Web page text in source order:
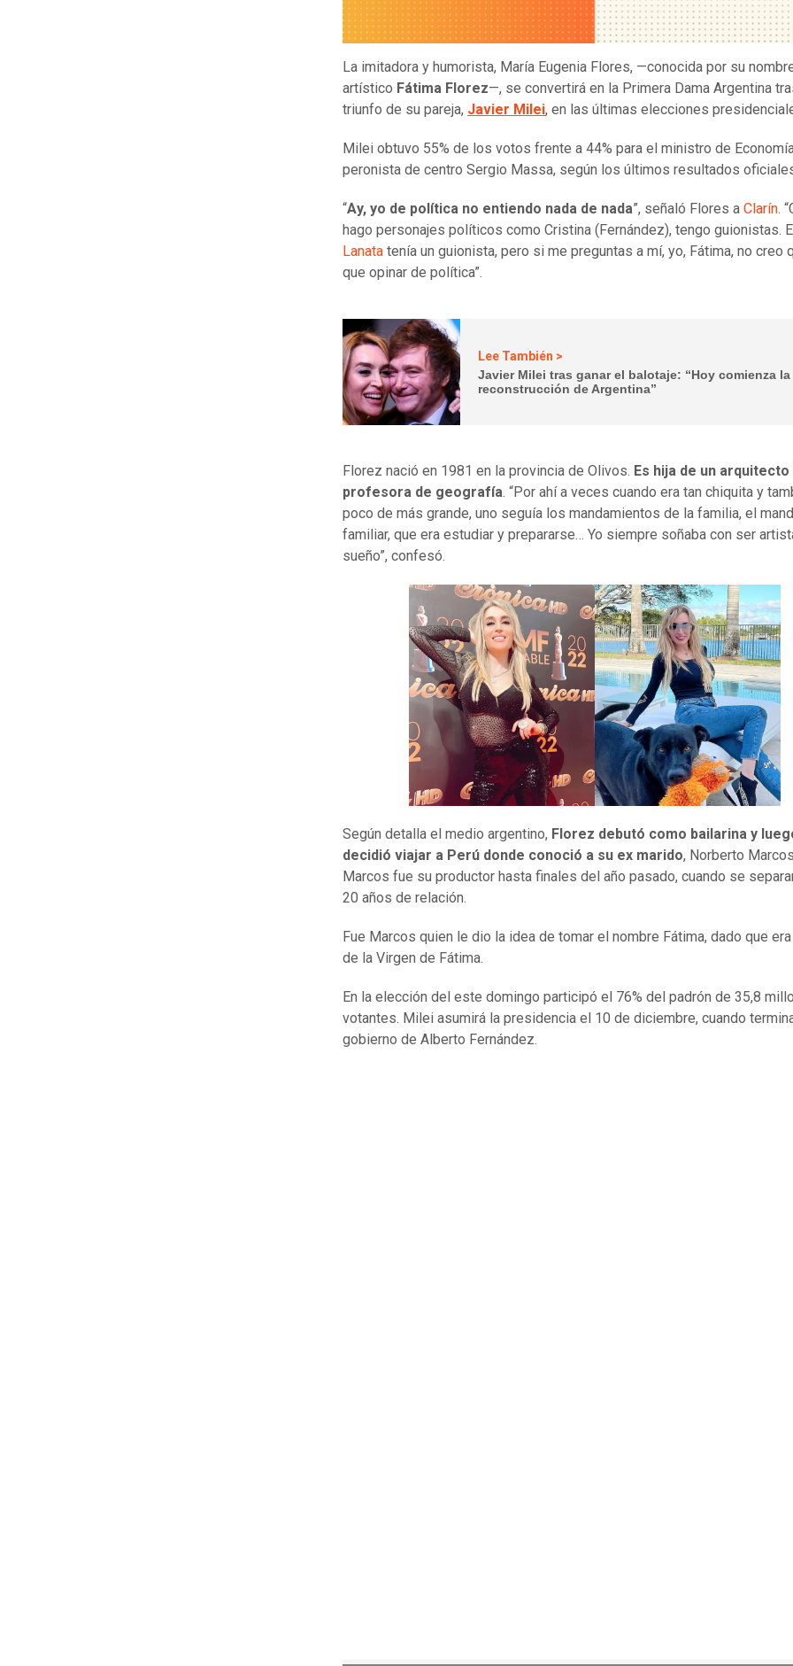
La imitadora y humorista, María Eugenia Flores, —conocida por su
artístico Fátima Florez—, se convertirá en la Primera Dama Argentina
triunfo de su pareja, Javier Milei, en las últimas elecciones
Milei obtuvo 55% de los votos frente a 44% para el ministro de
peronista de centro Sergio Massa, según los últimos resultados
“Ay, yo de política no entiendo nada de nada”, señaló Flores a Clarín.
hago personajes políticos como Cristina (Fernández), tengo guionistas.
Lanata tenía un guionista, pero si me preguntas a mí, yo, Fátima, no creo
que opinar de política”.
Lee También >
Javier Milei tras ganar el balotaje: “Hoy comienza la
reconstrucción de Argentina”
Florez nació en 1981 en la provincia de Olivos. Es hija de un arquitecto
profesora de geografía. “Por ahí a veces cuando era tan chiquita y
poco de más grande, uno seguía los mandamientos de la familia, el
familiar, que era estudiar y prepararse… Yo siempre soñaba con ser
sueño”, confesó.
Según detalla el medio argentino, Florez debutó como bailarina y
decidió viajar a Perú donde conoció a su ex marido, Norberto
Marcos fue su productor hasta finales del año pasado, cuando se
20 años de relación.
Fue Marcos quien le dio la idea de tomar el nombre Fátima, dado que
de la Virgen de Fátima.
En la elección del este domingo participó el 76% del padrón de 35,8
votantes. Milei asumirá la presidencia el 10 de diciembre, cuando
gobierno de Alberto Fernández.